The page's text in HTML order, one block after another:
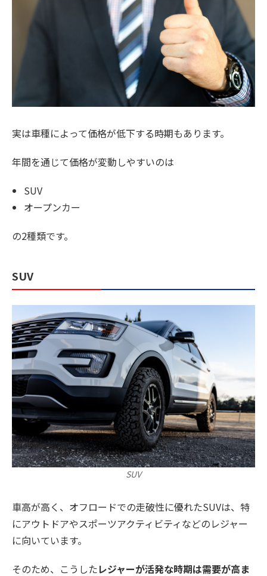
実は車種によって価格が低下する時期もあります。
年間を通じて価格が変動しやすいのは
SUV
オープンカー
の2種類です。
SUV
SUV
車高が高く、オフロードでの走破性に優れたSUVは、特
にアウトドアやスポーツアクティビティなどのレジャー
に向いています。
そのため、こうしたレジャーが活発な時期は需要が高ま